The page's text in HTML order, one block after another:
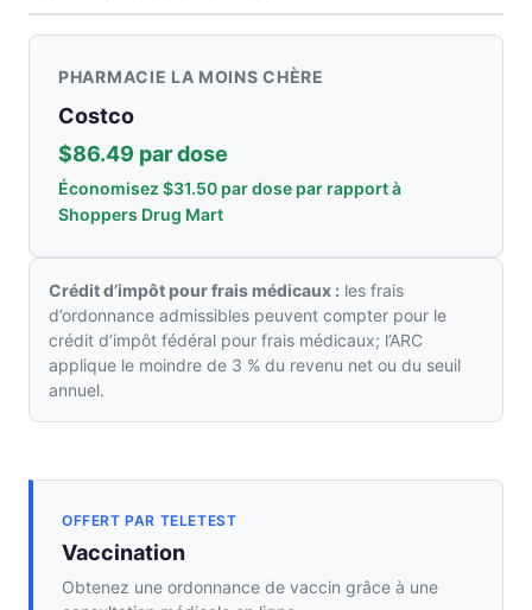
PHARMACIE LA MOINS CHÈRE
Costco
$86.49 par dose
Économisez $31.50 par dose par rapport à
Shoppers Drug Mart
Crédit d’impôt pour frais médicaux : les frais
d’ordonnance admissibles peuvent compter pour le
crédit d’impôt fédéral pour frais médicaux; l’ARC
applique le moindre de 3 % du revenu net ou du seuil
annuel.
OFFERT PAR TELETEST
Vaccination
Obtenez une ordonnance de vaccin grâce à une